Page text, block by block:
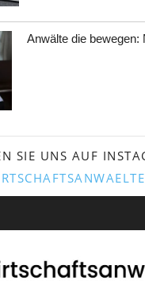
Anwälte die bewegen:
SIE UNS AUF